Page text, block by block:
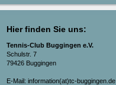
Hier finden Sie uns:
Tennis-Club Buggingen e.V.
Schulstr. 7
79426 Buggingen
E-Mail: information(at)tc-buggingen.de